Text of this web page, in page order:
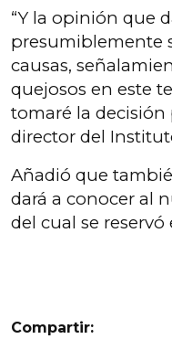
“Y la opinión que
presumiblemente
causas,
quejosos en este
tomaré la decisión
director del
Añadió que
dará a conocer al
del cual se
Compartir: